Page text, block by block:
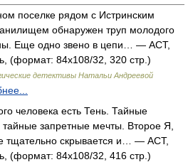
поселке рядом с Истринским
обнаружен труп молодого
Еще одно звено в цепи… — АСТ,
(формат: 84x108/32, 320 стр.)
детективы Натальи Андреевой
человека есть Тень. Тайные
запретные мечты. Второе Я,
тщательно скрывается и… — АСТ,
(формат: 84x108/32, 416 стр.)